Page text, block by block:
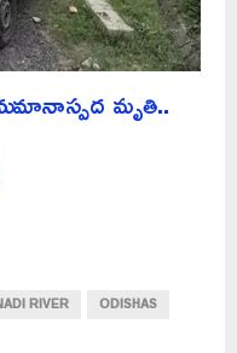
మృతి..
RIVER ODISHAS